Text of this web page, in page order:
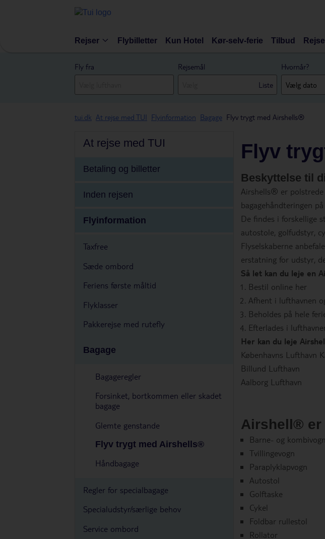
Rejser Flybilletter Kun Hotel Kør-selv-ferie Tilbud
Fly fra
Rejsemål
Liste
Hvornår?
tui.dk At rejse med TUI Flyinformation Bagage Flyv trygt med Airshells®
At rejse med TUI
Betaling og billetter
Inden rejsen
Flyinformation
Taxfree
Sæde ombord
Feriens første måltid
Flyklasser
Pakkerejse med rutefly
Bagage
Bagageregler
Forsinket, bortkommen eller skadet
bagage
Glemte genstande
Flyv trygt med Airshells®
Håndbagage
Regler for specialbagage
Specialudstyr/særlige behov
Service ombord
Flyv
Beskyttelse til
Airshells® er
bagagehåndteringen
De findes i forskellige
autostole, golfudstyr,
Flyselskaberne
erstatning for udstyr,
Så let kan du leje en
Bestil online her
Afhent i lufthavnen
Beholdes på hele
Efterlades i
Her kan du leje
Københavns Lufthavn
Billund Lufthavn
Aalborg Lufthavn
Airshell® er
Barne- og kombivogn
Tvillingevogn
Paraplyklapvogn
Autostol
Golftaske
Cykel
Foldbar rullestol
Rollator